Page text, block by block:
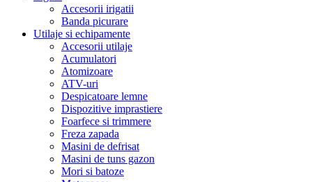
Accesorii irigatii
Banda picurare
Utilaje si echipamente
Accesorii utilaje
Acumulatori
Atomizoare
ATV-uri
Despicatoare lemne
Dispozitive imprastiere
Foarfece si trimmere
Freza zapada
Masini de defrisat
Masini de tuns gazon
Mori si batoze